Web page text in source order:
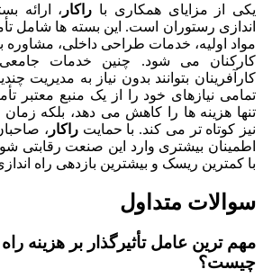
یکی از مزایای همکاری با راکار ، ارائه
اندازی رستوران است. این بسته ها شامل
مواد اولیه، خدمات طراحی داخلی، مشاوره
کارکنان می شود. چنین خدمات
کارآفرینان بتوانند بدون نیاز به مدیریت
تمامی نیازهای خود را از یک منبع معتبر
تنها هزینه ها را کاهش می دهد، بلکه زمان
نیز کوتاه تر می کند. با حمایتراکار ،
اطمینان بیشتری وارد این صنعت رقابتی
با کمترین ریسک و بیشترین بازدهی راه
سوالات متداول
مهم ترین عامل تأثیرگذار بر هزینه
چیست؟